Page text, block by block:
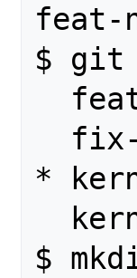
feat-
$ git
*
$